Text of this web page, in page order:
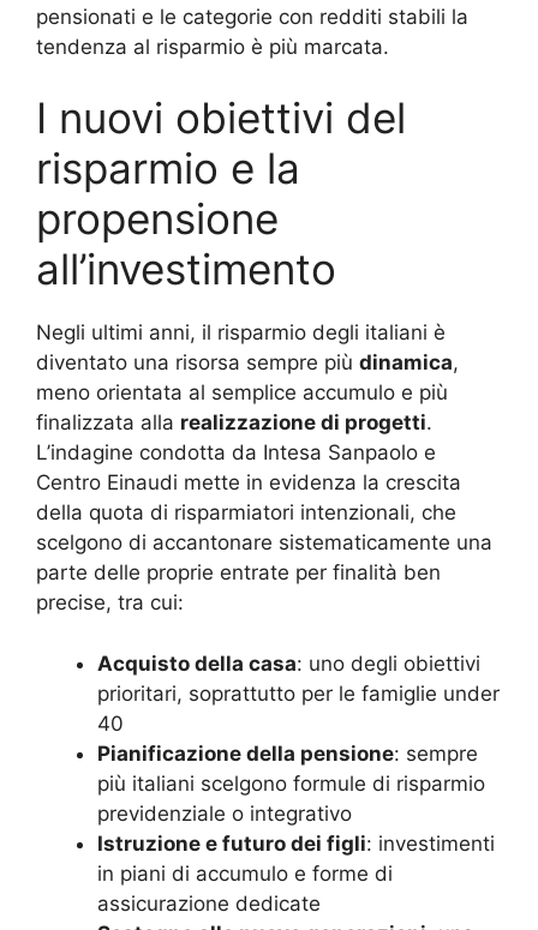
pensionati e le categorie con redditi stabili la
tendenza al risparmio è più marcata.
I nuovi obiettivi del
risparmio e la
propensione
all’investimento
Negli ultimi anni, il risparmio degli italiani è
diventato una risorsa sempre più dinamica,
meno orientata al semplice accumulo e più
finalizzata alla realizzazione di progetti.
L’indagine condotta da Intesa Sanpaolo e
Centro Einaudi mette in evidenza la crescita
della quota di risparmiatori intenzionali, che
scelgono di accantonare sistematicamente una
parte delle proprie entrate per finalità ben
precise, tra cui:
Acquisto della casa: uno degli obiettivi
prioritari, soprattutto per le famiglie under
40
Pianificazione della pensione: sempre
più italiani scelgono formule di risparmio
previdenziale o integrativo
Istruzione e futuro dei figli: investimenti
in piani di accumulo e forme di
assicurazione dedicate